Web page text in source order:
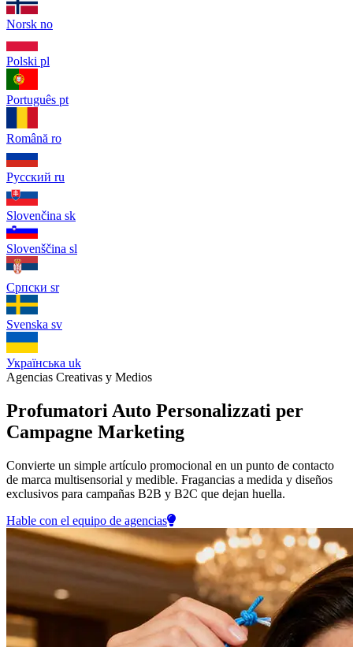
Norsk no
Polski pl
Português pt
Română ro
Русский ru
Slovenčina sk
Slovenščina sl
Српски sr
Svenska sv
Українська uk
Agencias Creativas y Medios
Profumatori Auto Personalizzati per
Campagne Marketing
Convierte un simple artículo promocional en un punto de contacto
de marca multisensorial y medible. Fragancias a medida y diseños
exclusivos para campañas B2B y B2C que dejan huella.
Hable con el equipo de agencias